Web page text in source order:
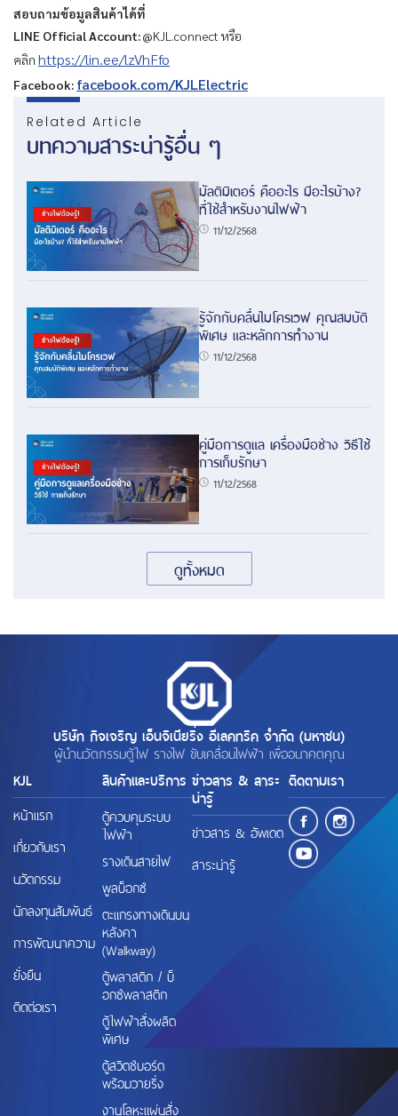
สอบถามข้อมูลสินค้าได้ที่
LINE Official Account:@KJL.connect หรือ
คลิก https://lin.ee/lzVhFfo
Facebook: facebook.com/KJLElectric
Related Article
บทความสาระน่ารู้อื่น ๆ
มัลติมิเตอร์ คืออะไร มีอะไรบ้าง?
ที่ใช้สำหรับงานไฟฟ้า
11/12/2568
รู้จักกับคลื่นไมโครเวฟ คุณสมบัติ
พิเศษ และหลักการทำงาน
11/12/2568
คู่มือการดูแล เครื่องมือช่าง วิธีใช้
การเก็บรักษา
11/12/2568
ดูทั้งหมด
บริษัท กิจเจริญ เอ็นจิเนียริ่ง อีเลคทริค จำกัด (มหาชน)
ผู้นำนวัตกรรมตู้ไฟ รางไฟ ขับเคลื่อนไฟฟ้า เพื่ออนาคตคุณ
KJL
หน้าแรก
เกี่ยวกับเรา
นวัตกรรม
นักลงทุนสัมพันธ์
การพัฒนาความ
ยั่งยืน
ติดต่อเรา
สินค้าและบริการ
ตู้ควบคุมระบบ
ไฟฟ้า
รางเดินสายไฟ
พูลบ็อกซ์
ตะแกรงทางเดินบน
หลังคา
(Walkway)
ตู้พลาสติก / บ็
อกซ์พลาสติก
ตู้ไฟฟ้าสั่งผลิต
พิเศษ
ตู้สวิตช์บอร์ด
พร้อมวายริ่ง
งานโลหะแผ่นสั่ง
ข่าวสาร & สาระ
น่ารู้
ข่าวสาร & อัพเดต
สาระน่ารู้
ติดตามเรา